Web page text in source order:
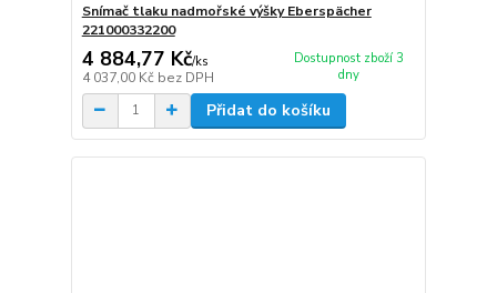
Snímač tlaku nadmořské výšky Eberspächer
221000332200
4 884,77 Kč/ks
4 037,00 Kč bez DPH
Dostupnost zboží 3
dny
Přidat do košíku